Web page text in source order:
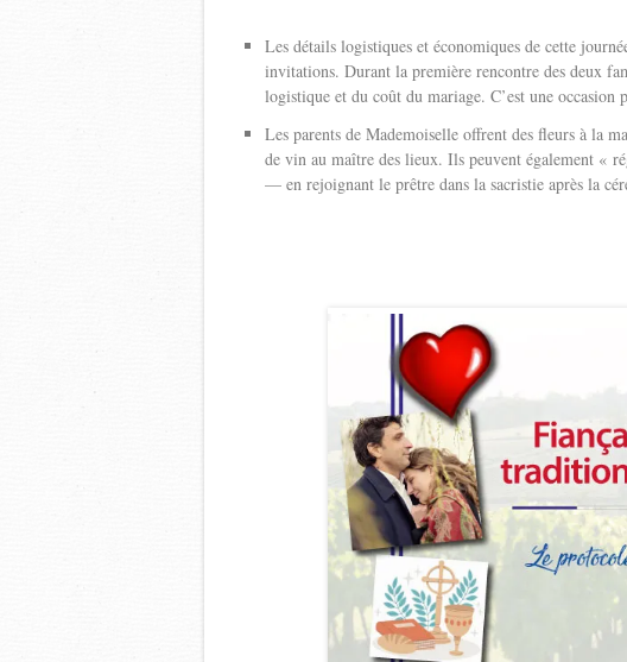
Les détails logistiques et économiques de cette
invitations. Durant la première rencontre des deux
logistique et du coût du mariage. C’est une occasion
Les parents de Mademoiselle offrent des fleurs à la
de vin au maître des lieux. Ils peuvent également «
— en rejoignant le prêtre dans la sacristie après la